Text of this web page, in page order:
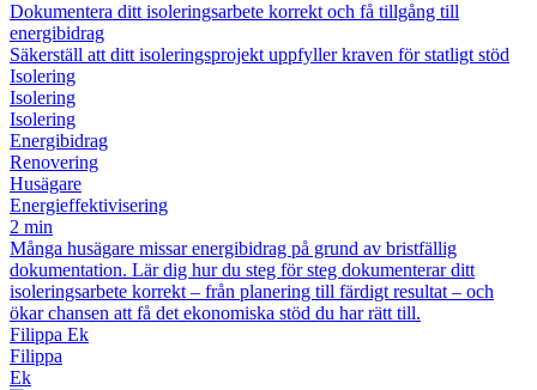
Dokumentera ditt isoleringsarbete korrekt och få tillgång till
energibidrag
Säkerställ att ditt isoleringsprojekt uppfyller kraven för statligt stöd
Isolering
Isolering
Isolering
Energibidrag
Renovering
Husägare
Energieffektivisering
2 min
Många husägare missar energibidrag på grund av bristfällig
dokumentation. Lär dig hur du steg för steg dokumenterar ditt
isoleringsarbete korrekt – från planering till färdigt resultat – och
ökar chansen att få det ekonomiska stöd du har rätt till.
Filippa Ek
Filippa
Ek